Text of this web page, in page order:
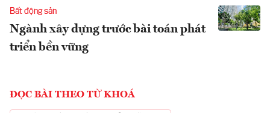
Bất động sản
Ngành xây dựng trước bài toán phát
triển bền vững
ĐỌC BÀI THEO TỪ KHOÁ